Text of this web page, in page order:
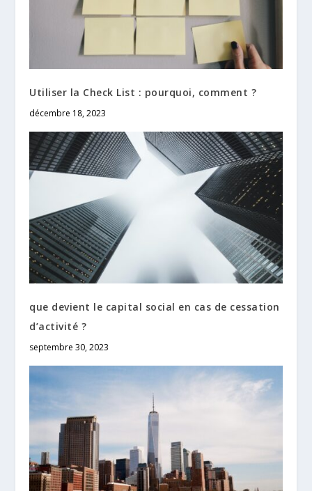
Utiliser la Check List : pourquoi, comment ?
décembre 18, 2023
que devient le capital social en cas de cessation
d’activité ?
septembre 30, 2023